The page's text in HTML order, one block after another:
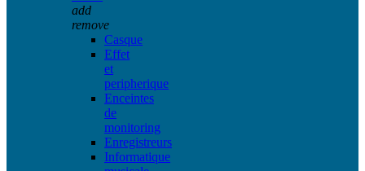
add
remove
Casque
Effet
et
peripherique
Enceintes
de
monitoring
Enregistreurs
Informatique